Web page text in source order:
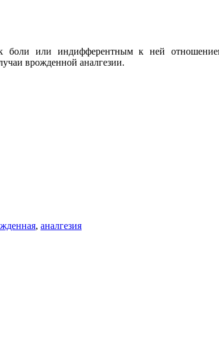
или индифферентным к ней
врожденной аналгезии.
, аналгезия